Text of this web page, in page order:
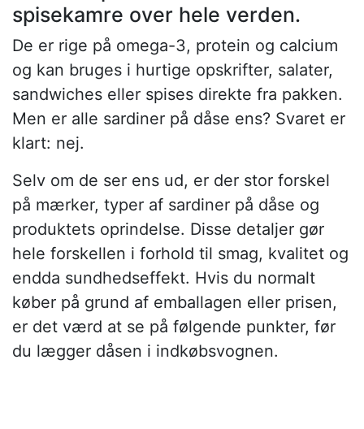
spisekamre over hele verden.
De er rige på omega-3, protein og calcium
og kan bruges i hurtige opskrifter, salater,
sandwiches eller spises direkte fra pakken.
Men er alle sardiner på dåse ens? Svaret er
klart: nej.
Selv om de ser ens ud, er der stor forskel
på mærker, typer af sardiner på dåse og
produktets oprindelse. Disse detaljer gør
hele forskellen i forhold til smag, kvalitet og
endda sundhedseffekt. Hvis du normalt
køber på grund af emballagen eller prisen,
er det værd at se på følgende punkter, før
du lægger dåsen i indkøbsvognen.